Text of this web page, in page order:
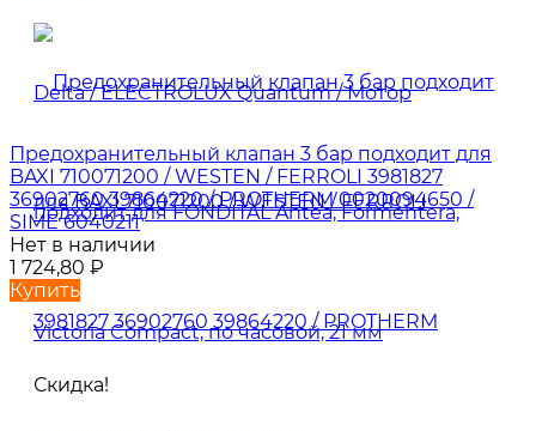
Предохранительный клапан 3 бар подходит для
BAXI 710071200 / WESTEN / FERROLI 3981827
36902760 39864220 / PROTHERM 0020094650 /
SIME 6040211
Нет в наличии
1 724,80 ₽
Купить
Скидка!